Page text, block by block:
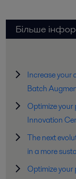
Більше
Increase your
Batch
Optimize
Innovation
The next
in a more
Optimize your